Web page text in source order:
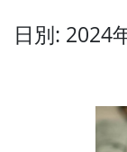
日別: 2024